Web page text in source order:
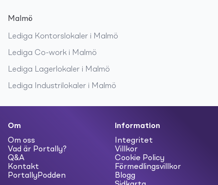
Malmö
Lediga Kontorslokaler i Malmö
Lediga Co-work i Malmö
Lediga Lagerlokaler i Malmö
Lediga Industrilokaler i Malmö
Om
Om oss
Vad är Portally?
Q&A
Kontakt
PortallyPodden
Information
Integritet
Villkor
Cookie Policy
Förmedlingsvillkor
Blogg